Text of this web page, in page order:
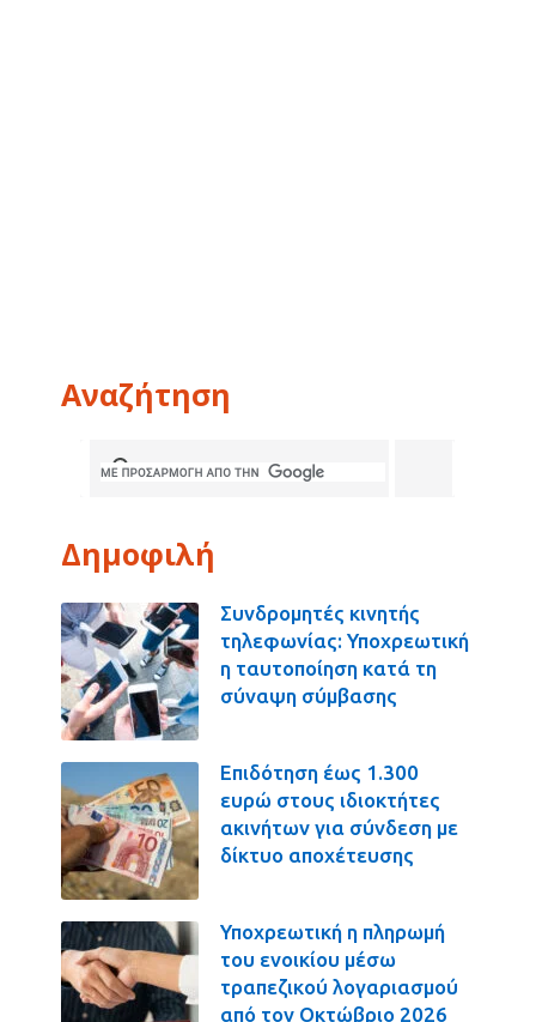
Αναζήτηση
Δημοφιλή
Συνδρομητές κινητής
τηλεφωνίας: Υποχρεωτική
η ταυτοποίηση κατά τη
σύναψη σύμβασης
Επιδότηση έως 1.300
ευρώ στους ιδιοκτήτες
ακινήτων για σύνδεση με
δίκτυο αποχέτευσης
Υποχρεωτική η πληρωμή
του ενοικίου μέσω
τραπεζικού λογαριασμού
από τον Οκτώβριο 2026